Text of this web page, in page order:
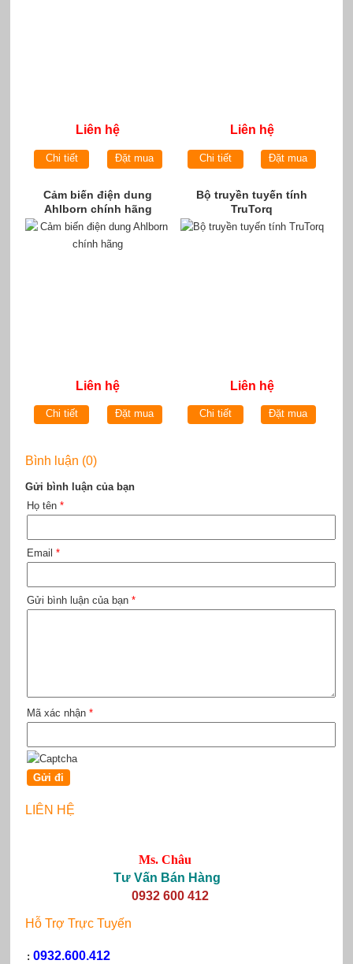
Liên hệ
Chi tiết Đặt mua
Liên hệ
Chi tiết Đặt mua
Cảm biến điện dung
Ahlborn chính hãng
Liên hệ
Chi tiết Đặt mua
Bộ truyền tuyến tính
TruTorq
Liên hệ
Chi tiết Đặt mua
Bình luận (0)
Gửi bình luận của bạn
Họ tên *
Email *
Gửi bình luận của bạn *
Mã xác nhận *
LIÊN HỆ
Ms. Châu
Tư Vấn Bán Hàng
0932 600 412
Hỗ Trợ Trực Tuyến
: 0932.600.412